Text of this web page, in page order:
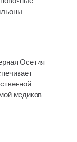
Осетия
медиков